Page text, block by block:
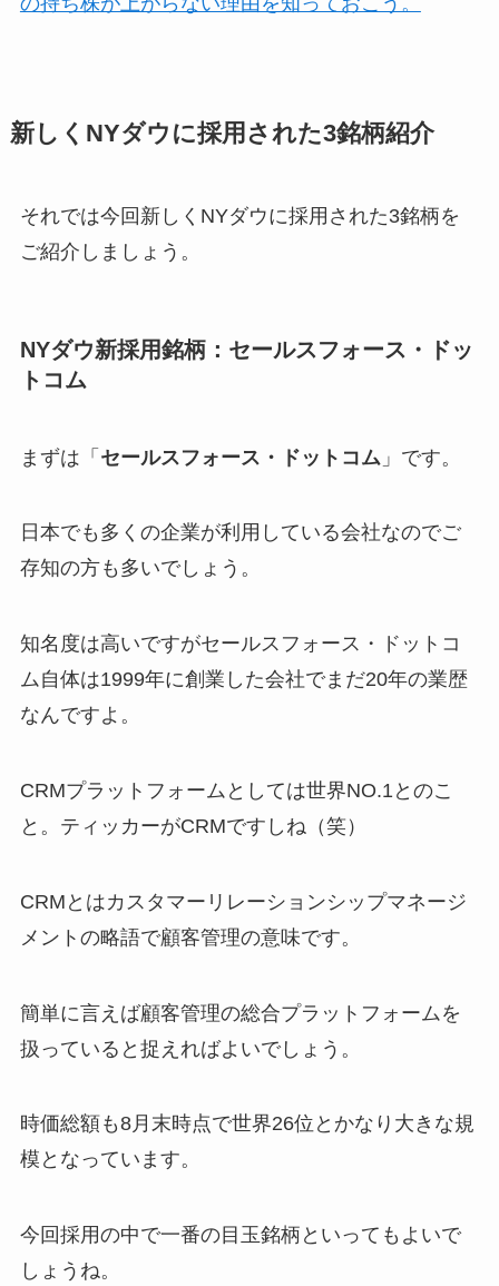
新しくNYダウに採用された3銘柄紹介
それでは今回新しくNYダウに採用された3銘柄を
ご紹介しましょう。
NYダウ新採用銘柄：セールスフォース・ドッ
トコム
まずは「 セールスフォース・ドットコム 」です。
日本でも多くの企業が利用している会社なのでご
存知の方も多いでしょう。
知名度は高いですがセールスフォース・ドットコ
ム自体は1999年に創業した会社でまだ20年の業歴
なんですよ。
CRMプラットフォームとしては世界NO.1とのこ
と。ティッカーがCRMですしね（笑）
CRMとはカスタマーリレーションシップマネージ
メントの略語で顧客管理の意味です。
簡単に言えば顧客管理の総合プラットフォームを
扱っていると捉えればよいでしょう。
時価総額も8月末時点で世界26位とかなり大きな規
模となっています。
今回採用の中で一番の目玉銘柄といってもよいで
しょうね。